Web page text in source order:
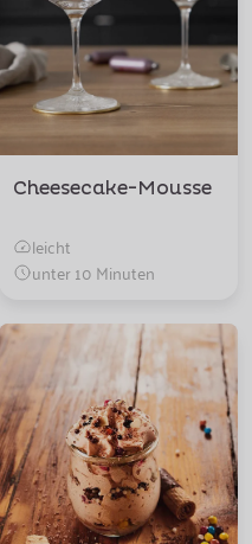
Cheesecake-Mousse
leicht
unter 10 Minuten